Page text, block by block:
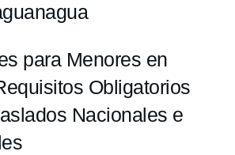
para Menores en
Obligatorios
Nacionales e